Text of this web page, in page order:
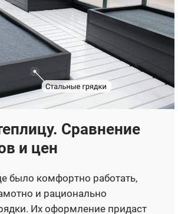
Сравнение
и цен
было комфортно работать,
и рационально
Их оформление придаст